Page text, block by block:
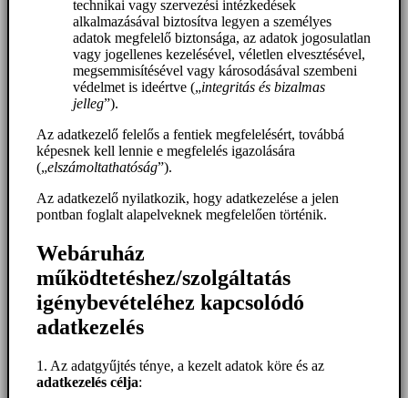
technikai vagy szervezési intézkedések
alkalmazásával biztosítva legyen a személyes
adatok megfelelő biztonsága, az adatok jogosulatlan
vagy jogellenes kezelésével, véletlen elvesztésével,
megsemmisítésével vagy károsodásával szembeni
védelmet is ideértve („integritás és bizalmas
jelleg”).
Az adatkezelő felelős a fentiek megfelelésért, továbbá
képesnek kell lennie e megfelelés igazolására
(„elszámoltathatóság”).
Az adatkezelő nyilatkozik, hogy adatkezelése a jelen
pontban foglalt alapelveknek megfelelően történik.
Webáruház
működtetéshez/szolgáltatás
igénybevételéhez kapcsolódó
adatkezelés
1. Az adatgyűjtés ténye, a kezelt adatok köre és az
adatkezelés célja: